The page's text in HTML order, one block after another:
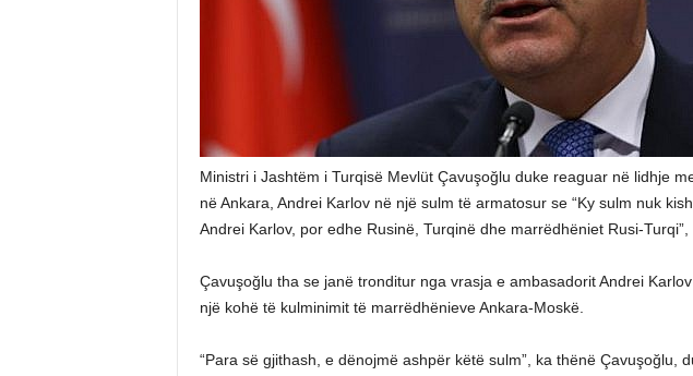
Ministri i Jashtëm i Turqisë Mevlüt Çavuşoğlu duke reaguar në lidhje
në Ankara, Andrei Karlov në një sulm të armatosur se “Ky sulm nuk
Andrei Karlov, por edhe Rusinë, Turqinë dhe marrëdhëniet Rusi-Turqi”,
Çavuşoğlu tha se janë tronditur nga vrasja e ambasadorit Andrei
një kohë të kulminimit të marrëdhënieve Ankara-Moskë.
“Para së gjithash, e dënojmë ashpër këtë sulm”, ka thënë Çavuşoğlu,